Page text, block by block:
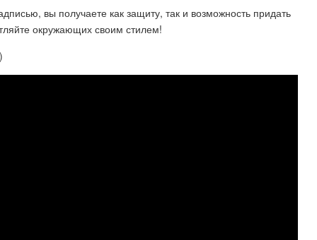
вы получаете как защиту, так и возможность придать
окружающих своим стилем!